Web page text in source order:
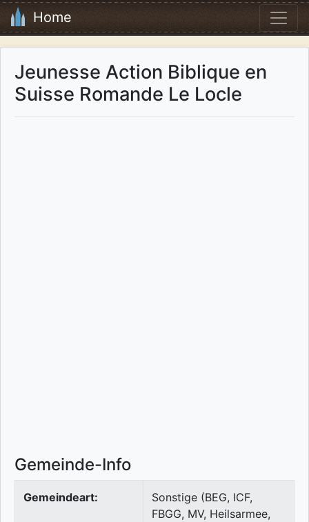
Home
Jeunesse Action Biblique en
Suisse Romande Le Locle
Gemeinde-Info
Gemeindeart:
Sonstige (BEG, ICF,
FBGG, MV, Heilsarmee,